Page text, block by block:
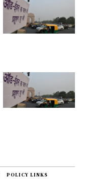
POLICY LINKS